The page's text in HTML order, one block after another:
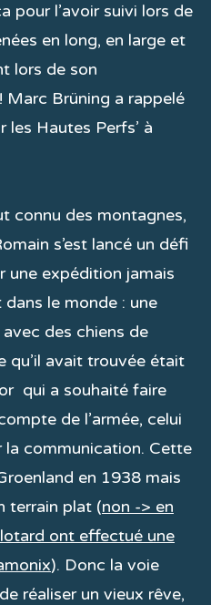
pour l’avoir suivi lors de
en long, en large et
lors de son
Marc Brüning a rappelé
les Hautes Perfs’ à
connu des montagnes,
s’est lancé un défi
une expédition jamais
le monde : une
des chiens de
qu’il avait trouvée était
qui a souhaité faire
de l’armée, celui
la communication. Cette
en 1938 mais
terrain plat (non -> en
ont effectué une
). Donc la voie
réaliser un vieux rêve,